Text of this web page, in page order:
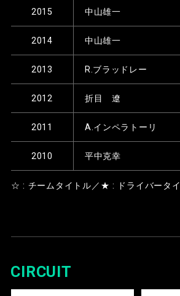
2015 中山雄一
2014 中山雄一
2013 R.ブラッドレー
2012 折目 遼
2011 A.インペラトーリ
2010 平中克幸
☆ : チームタイトル／★ : ドライバータ
CIRCUIT